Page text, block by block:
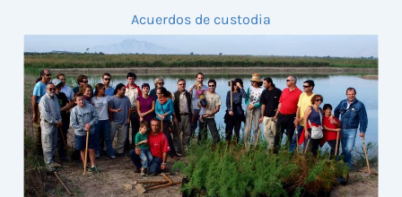
Acuerdos de custodia